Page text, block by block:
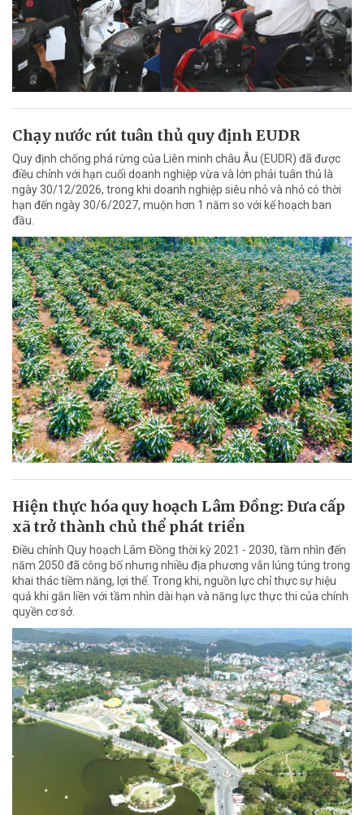
Chạy nước rút tuân thủ quy định EUDR
Quy định chống phá rừng của Liên minh châu Âu (EUDR) đã được
điều chỉnh với hạn cuối doanh nghiệp vừa và lớn phải tuân thủ là
ngày 30/12/2026, trong khi doanh nghiệp siêu nhỏ và nhỏ có thời
hạn đến ngày 30/6/2027, muộn hơn 1 năm so với kế hoạch ban
đầu.
Hiện thực hóa quy hoạch Lâm Đồng: Đưa cấp
xã trở thành chủ thể phát triển
Điều chỉnh Quy hoạch Lâm Đồng thời kỳ 2021 - 2030, tầm nhìn đến
năm 2050 đã công bố nhưng nhiều địa phương vẫn lúng túng trong
khai thác tiềm năng, lợi thế. Trong khi, nguồn lực chỉ thực sự hiệu
quả khi gắn liền với tầm nhìn dài hạn và năng lực thực thi của chính
quyền cơ sở.